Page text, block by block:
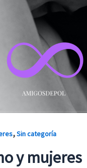
,Sin categoría
y mujeres